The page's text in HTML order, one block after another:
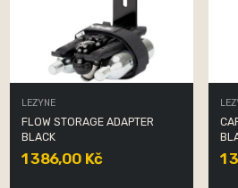
LEZYNE
FLOW STORAGE ADAPTER
BLACK
1 386,00 Kč 1